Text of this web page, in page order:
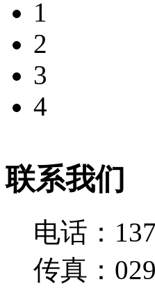
1
2
3
4
联系我们
电话：
传真：